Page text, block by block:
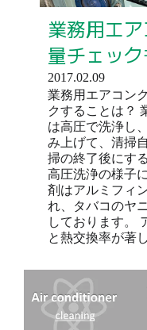
業務用エ
量チェック
2017.02.09
業務用エアコン
クすることは？
は高圧で洗浄し
み上げて、清掃
掃の終了後にす
高圧洗浄の様子
剤はアルミフィ
れ、タバコのヤ
しております。
と熱交換率が著